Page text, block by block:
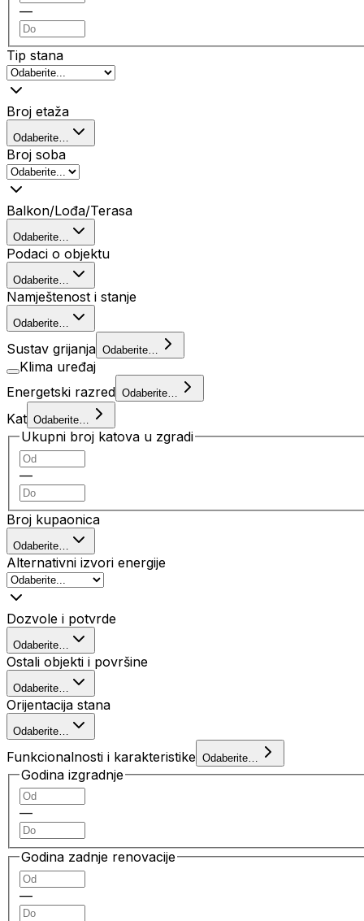
—
Tip stana
Broj etaža
Odaberite…
Broj soba
Balkon/Lođa/Terasa
Odaberite…
Podaci o objektu
Odaberite…
Namještenost i stanje
Odaberite…
Sustav grijanja Odaberite…
Klima uređaj
Energetski razred Odaberite…
Kat Odaberite…
Ukupni broj katova u zgradi
—
Broj kupaonica
Odaberite…
Alternativni izvori energije
Dozvole i potvrde
Odaberite…
Ostali objekti i površine
Odaberite…
Orijentacija stana
Odaberite…
Funkcionalnosti i karakteristike Odaberite…
Godina izgradnje
—
Godina zadnje renovacije
—